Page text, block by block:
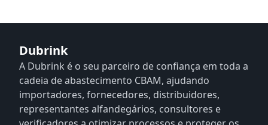
Dubrink
A Dubrink é o seu parceiro de confiança em toda a
cadeia de abastecimento CBAM, ajudando
importadores, fornecedores, distribuidores,
representantes alfandegários, consultores e